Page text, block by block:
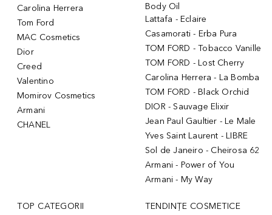
Carolina Herrera
Tom Ford
MAC Cosmetics
Dior
Creed
Valentino
Momirov Cosmetics
Armani
CHANEL
Body Oil
Lattafa - Eclaire
Casamorati - Erba Pura
TOM FORD - Tobacco Vanille
TOM FORD - Lost Cherry
Carolina Herrera - La Bomba
TOM FORD - Black Orchid
DIOR - Sauvage Elixir
Jean Paul Gaultier - Le Male
Yves Saint Laurent - LIBRE
Sol de Janeiro - Cheirosa 62
Armani - Power of You
Armani - My Way
TOP CATEGORII TENDINȚE COSMETICE